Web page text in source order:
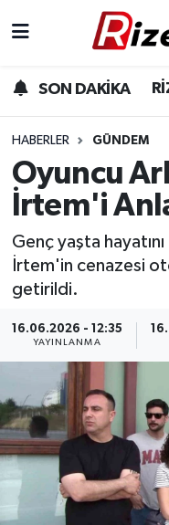
SON DAKİKA
HABERLER GÜNDEM
Oyuncu
İrtem'i
Genç yaşta
İrtem'in cenazesi
getirildi.
16.06.2026 - 12:35
YAYINLANMA
Gündem
Yurttan Haberler
Ekonomi
Teknoloji
Rize Hava
Rize Trafik
Süper Lig Puan
Tüm Manşetler
Haber Arşivi